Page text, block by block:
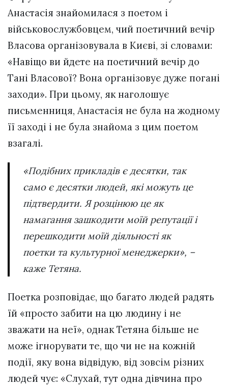
Анастасія знайомилася з поетом і
військовослужбовцем, чий поетичний вечір
Власова організовувала в Києві, зі словами:
«Навіщо ви йдете на поетичний вечір до
Тані Власової? Вона організовує дуже погані
заходи». При цьому, як наголошує
письменниця, Анастасія не була на жодному
її заході і не була знайома з цим поетом
взагалі.
«Подібних прикладів є десятки, так
само є десятки людей, які можуть це
підтвердити. Я розцінюю це як
намагання зашкодити моїй репутації і
перешкодити моїй діяльності як
поетки та культурної менеджерки», –
каже Тетяна.
Поетка розповідає, що багато людей радять
їй «просто забити на цю людину і не
зважати на неї», однак Тетяна більше не
може ігнорувати те, що чи не на кожній
події, яку вона відвідую, від зовсім різних
людей чує: «Слухай, тут одна дівчина про